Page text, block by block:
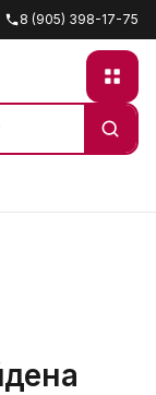
8 (905) 398-17-75